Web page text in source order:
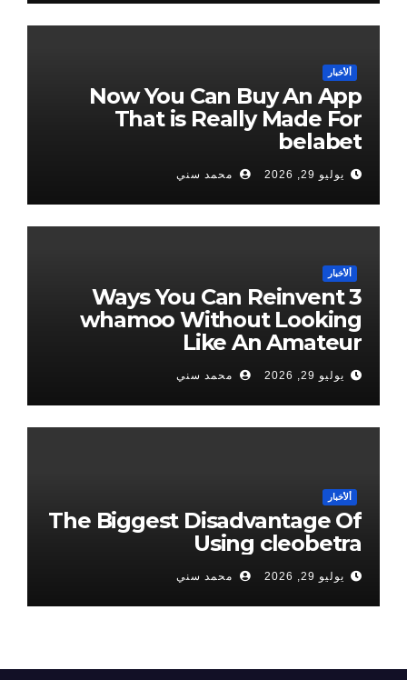
ألأخبار
Now You Can Buy An App
That is Really Made For
belabet
يوليو 29, 2026 محمد سني
ألأخبار
3 Ways You Can Reinvent
whamoo Without Looking
Like An Amateur
يوليو 29, 2026 محمد سني
ألأخبار
The Biggest Disadvantage Of
Using cleobetra
يوليو 29, 2026 محمد سني